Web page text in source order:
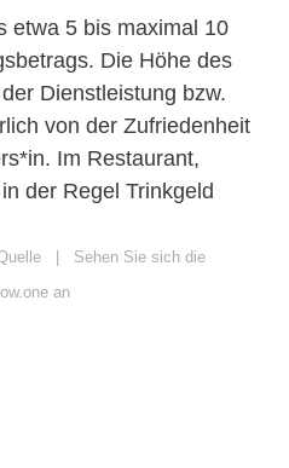
etwa 5 bis maximal 10
Die Höhe des
Dienstleistung bzw.
von der Zufriedenheit
Im Restaurant,
der Regel Trinkgeld
Sehen Sie sich die
an